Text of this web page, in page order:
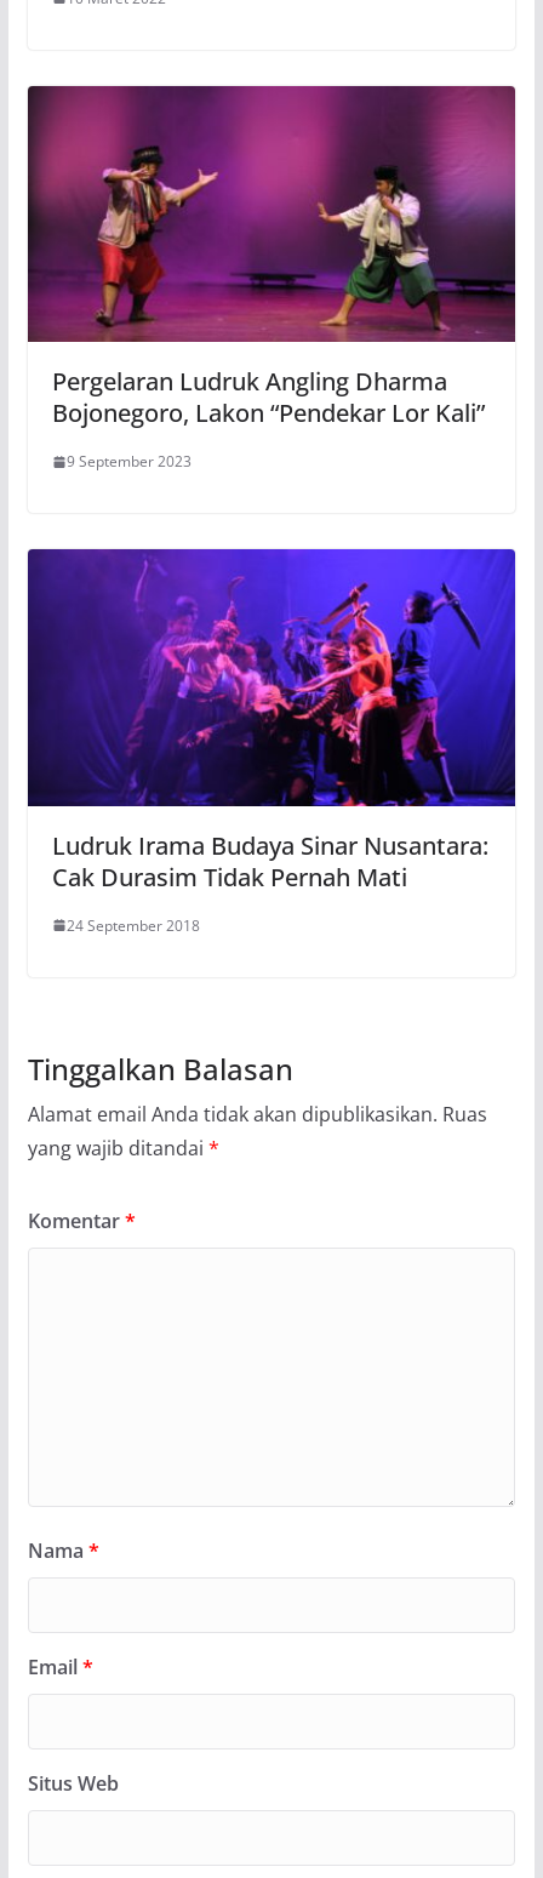
Pergelaran Ludruk Angling Dharma
Bojonegoro, Lakon “Pendekar Lor Kali”
9 September 2023
Ludruk Irama Budaya Sinar Nusantara:
Cak Durasim Tidak Pernah Mati
24 September 2018
Tinggalkan Balasan
Alamat email Anda tidak akan dipublikasikan. Ruas
yang wajib ditandai *
Komentar*
Nama *
Email*
Situs Web